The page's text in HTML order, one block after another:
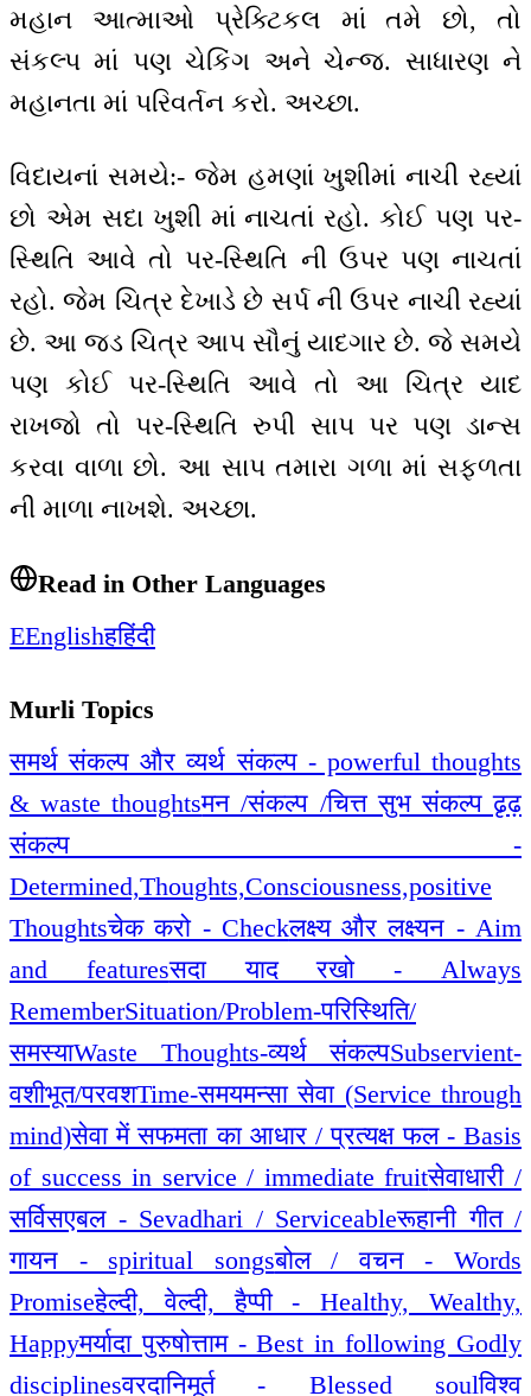
મહાન આત્માઓ પ્રેક્ટિકલ માં તમે છો, તો
સંકલ્પ માં પણ ચેકિંગ અને ચેન્જ. સાધારણ ને
મહાનતા માં પરિવર્તન કરો. અચ્છા.
વિદાયનાં સમયે:- જેમ હમણાં ખુશીમાં નાચી રહ્યાં
છો એમ સદા ખુશી માં નાચતાં રહો. કોઈ પણ પર-
સ્થિતિ આવે તો પર-સ્થિતિ ની ઉપર પણ નાચતાં
રહો. જેમ ચિત્ર દેખાડે છે સર્પ ની ઉપર નાચી રહ્યાં
છે. આ જડ ચિત્ર આપ સૌનું યાદગાર છે. જે સમયે
પણ કોઈ પર-સ્થિતિ આવે તો આ ચિત્ર યાદ
રાખજો તો પર-સ્થિતિ રુપી સાપ પર પણ ડાન્સ
કરવા વાળા છો. આ સાપ તમારા ગળા માં સફળતા
ની માળા નાખશે. અચ્છા.
Read in Other Languages
EEnglishहहिंदी
Murli Topics
समर्थ संकल्प और व्यर्थ संकल्प - powerful thoughts
& waste thoughtsमन /संकल्प /चित्त सुभ संकल्प ढृढ़
संकल्प -
Determined,Thoughts,Consciousness,positive
Thoughtsचेक करो - Checkलक्ष्य और लक्ष्यन - Aim
and featuresसदा याद रखो - Always
RememberSituation/Problem-परिस्थिति/
समस्याWaste Thoughts-व्यर्थ संकल्पSubservient-
वशीभूत/परवशTime-समयमन्सा सेवा (Service through
mind)सेवा में सफमता का आधार / प्रत्यक्ष फल - Basis
of success in service / immediate fruitसेवाधारी /
सर्विसएबल - Sevadhari / Serviceableरूहानी गीत /
गायन - spiritual songsबोल / वचन - Words
Promiseहेल्दी, वेल्दी, हैप्पी - Healthy, Wealthy,
Happyमर्यादा पुरुषोत्ताम - Best in following Godly
disciplinesवरदानिमूर्त - Blessed soulविश्व